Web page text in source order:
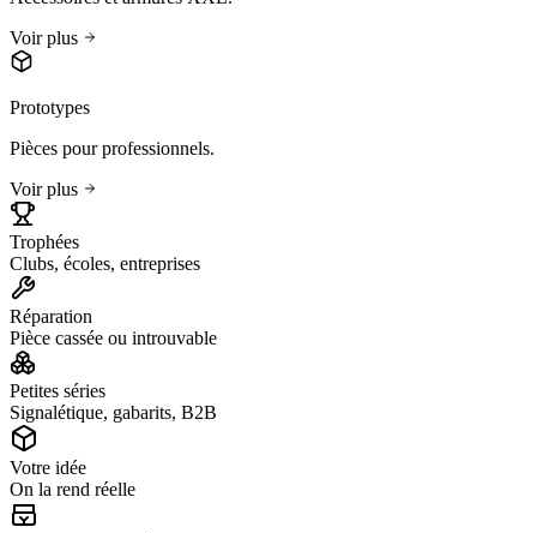
Voir plus
Prototypes
Pièces pour professionnels.
Voir plus
Trophées
Clubs, écoles, entreprises
Réparation
Pièce cassée ou introuvable
Petites séries
Signalétique, gabarits, B2B
Votre idée
On la rend réelle